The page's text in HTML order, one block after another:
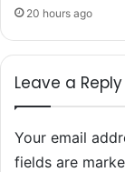
20 hours ago
Leave a Reply
Your email
fields are